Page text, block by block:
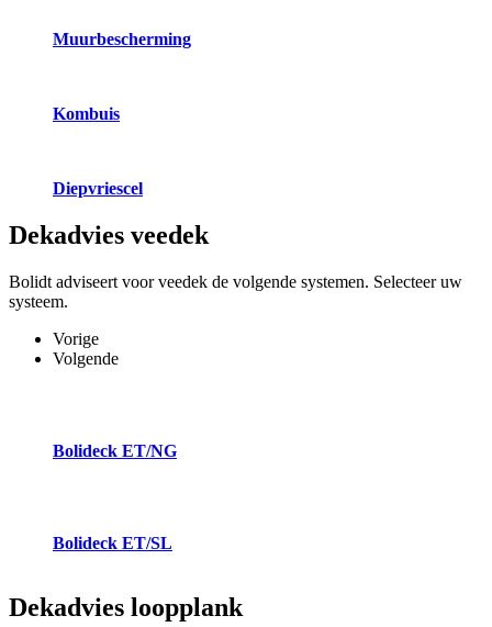
Muurbescherming
Kombuis
Diepvriescel
Dekadvies veedek
Bolidt adviseert voor veedek de volgende systemen. Selecteer uw
systeem.
Vorige
Volgende
Bolideck ET/NG
Bolideck ET/SL
Dekadvies loopplank